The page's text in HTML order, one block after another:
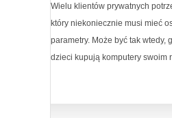
Wielu klientów prywatnych
który niekoniecznie musi mieć
parametry. Może być tak wtedy,
dzieci kupują komputery swoim